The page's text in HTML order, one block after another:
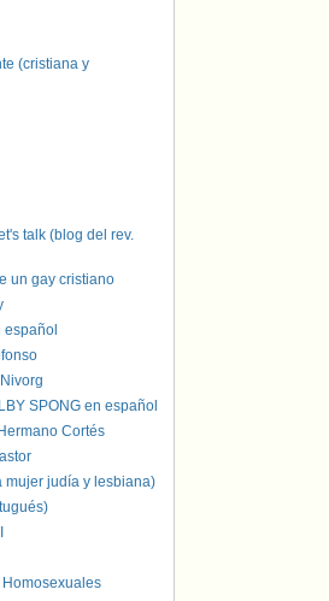
(cristiana y
talk (blog del rev.
un gay cristiano
SPONG en español
Cortés
mujer judía y lesbiana)